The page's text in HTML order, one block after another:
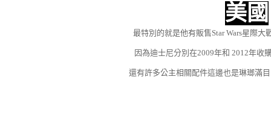
美國
最特別的就是他有販售Star Wars星際大
因為迪士尼分別在2009年和 2012年收
還有許多公主相關配件這邊也是琳瑯滿